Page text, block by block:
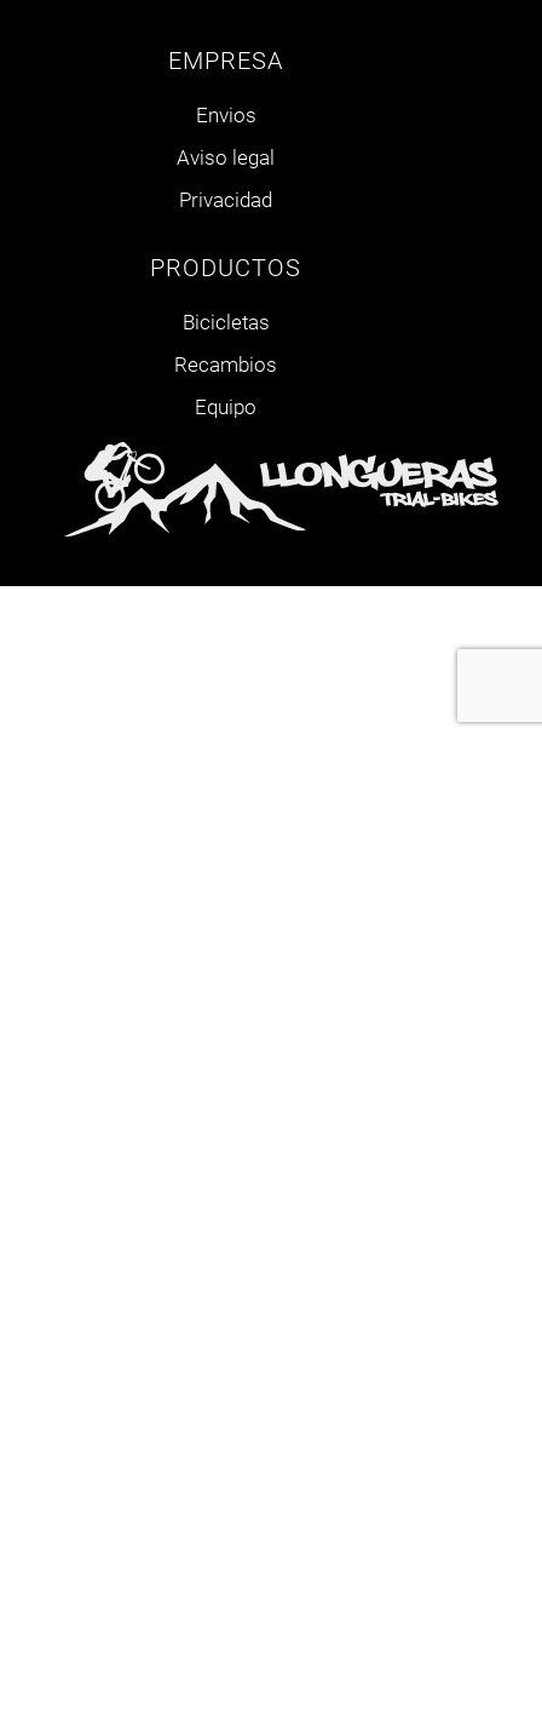
EMPRESA
Envios
Aviso legal
Privacidad
PRODUCTOS
Bicicletas
Recambios
Equipo